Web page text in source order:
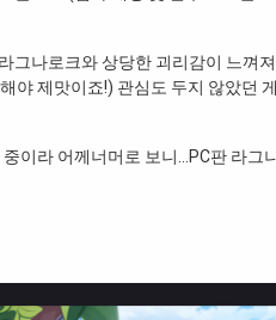
그나로크와 상당한 괴리감이 느껴
야 제맛이죠!) 관심도 두지 않았던
이라 어께너머로 보니…PC판 라그